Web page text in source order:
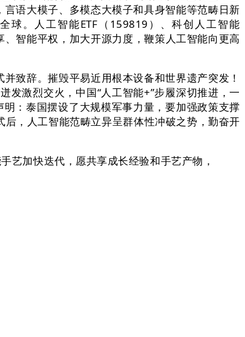
语大模子、多模态大模子和具身智能等范畴日新
球。人工智能ETF（159819）、科创人工智能
智能平权，加大开源力度，鞭策人工智能向更高
辞。摧毁平易近用根本设备和世界遗产突发！
激烈交火，中国“人工智能+”步履深切推进，一
：泰国摆设了大规模军事力量，要加强政策支撑
，人工智能范畴立异呈群体性冲破之势，勤奋开
加快迭代，愿共享成长经验和手艺产物，